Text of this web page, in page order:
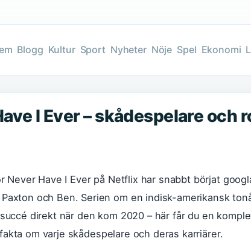
Blogg Kultur Sport Nyheter Nöje Spel Ekonomi
I Ever – skådespelare och
Never Have I Ever på Netflix har snabbt börjat
och Ben. Serien om en indisk-amerikansk
direkt när den kom 2020 – här får du en
om varje skådespelare och deras karriärer.